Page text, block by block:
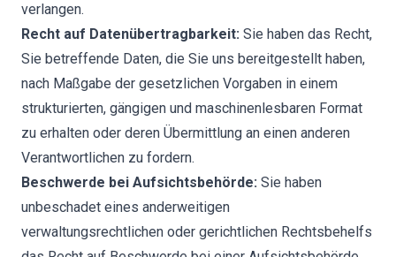
verlangen.
Recht auf Datenübertragbarkeit: Sie haben das Recht,
Sie betreffende Daten, die Sie uns bereitgestellt haben,
nach Maßgabe der gesetzlichen Vorgaben in einem
strukturierten, gängigen und maschinenlesbaren Format
zu erhalten oder deren Übermittlung an einen anderen
Verantwortlichen zu fordern.
Beschwerde bei Aufsichtsbehörde: Sie haben
unbeschadet eines anderweitigen
verwaltungsrechtlichen oder gerichtlichen Rechtsbehelfs